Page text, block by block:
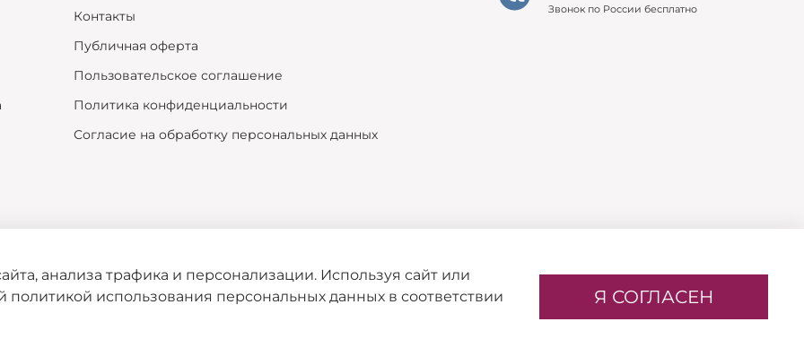
Контакты
Публичная оферта
Пользовательское соглашение
Политика конфиденциальности
Согласие на обработку персональных данных
Звонок по России бесплатно
анализа трафика и персонализации. Используя сайт или
использования персональных данных в соответствии
Я СОГЛАСЕН